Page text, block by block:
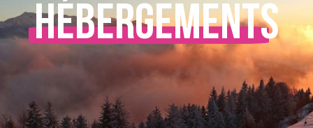
Hébergements